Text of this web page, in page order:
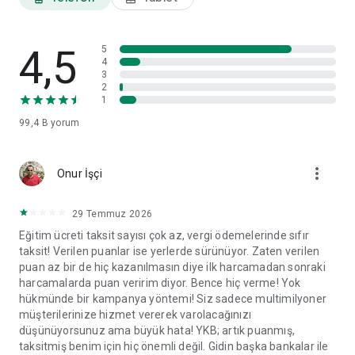
World Mobil'i yorumlarınız doğrultusunda geliştirmeye devam
edeceğiz.
4,5
99,4 B yorum
5
4
3
2
1
Onur İşçi more_vert
29 Temmuz 2026
Eğitim ücreti taksit sayısı çok az, vergi ödemelerinde sıfır
taksit! Verilen puanlar ise yerlerde sürünüyor. Zaten verilen
puan az bir de hiç kazanılmasın diye ilk harcamadan sonraki
harcamalarda puan veririm diyor. Bence hiç verme! Yok
hükmünde bir kampanya yöntemi! Siz sadece multimilyoner
müşterilerinize hizmet vererek varolacağınızı
düşünüyorsunuz ama büyük hata! YKB; artık puanmış,
taksitmiş benim için hiç önemli değil. Gidin başka bankalar ile